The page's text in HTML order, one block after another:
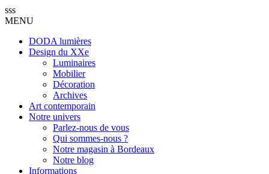
sss
MENU
DODA lumières
Design du XXe
Luminaires
Mobilier
Décoration
Archives
Art contemporain
Notre univers
Parlez-nous de vous
Qui sommes-nous ?
Notre magasin à Bordeaux
Notre blog
Informations